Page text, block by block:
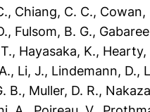
, Chiang, C. C., Cowan,
, Fulsom, B. G.,
, Hayasaka, K., Hearty,
, Li, J., Lindemann, D.,
B., Muller, D. R.,